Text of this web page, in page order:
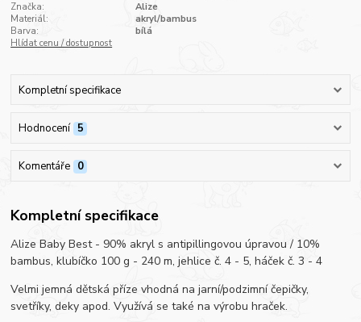
Značka:
Alize
Materiál:
akryl/bambus
Barva:
bílá
Hlídat cenu / dostupnost
Kompletní specifikace
Hodnocení 5
Komentáře 0
Kompletní specifikace
Alize Baby Best - 90% akryl s antipillingovou úpravou / 10%
bambus, klubíčko 100 g - 240 m, jehlice č. 4 - 5, háček č. 3 - 4
Velmi jemná dětská příze vhodná na jarní/podzimní čepičky,
svetříky, deky apod. Využívá se také na výrobu hraček.